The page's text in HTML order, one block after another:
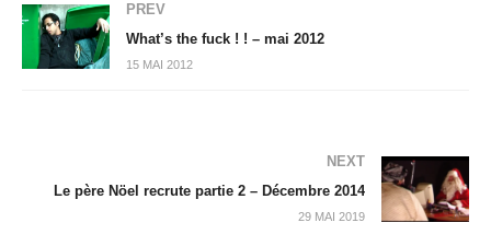
PREV
What’s the fuck ! ! – mai 2012
15 MAI 2012
NEXT
Le père Nöel recrute partie 2 – Décembre 2014
29 MAI 2019